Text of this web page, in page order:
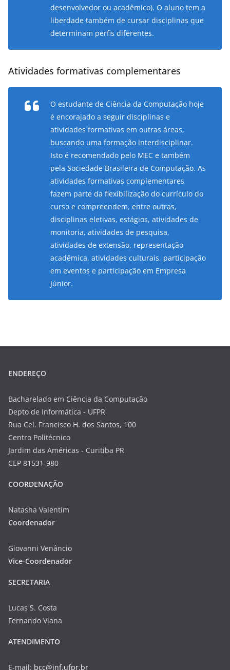
desenvolvedor ou acadêmico). O aluno tem a
liberdade também de cursar disciplinas que
determinam perfis diferentes.
Atividades formativas complementares
O estudante de Ciência da Computação hoje
é encorajado a seguir disciplinas e
atividades formativas em outras áreas,
buscando uma formação interdisciplinar.
Isto é recomendado pelo MEC e também
pela Sociedade Brasileira de Computação. As
atividades formativas complementares
fazem parte da flexibilização do currículo do
curso e compreendem, entre outras,
disciplinas eletivas, estágios, atividades de
monitoria, atividades de pesquisa,
atividades de extensão, representação
acadêmica, atividades culturais, participação
em eventos e participação em Empresa
Júnior.
ENDEREÇO
Bacharelado em Ciência da Computação
Depto de Informática - UFPR
Rua Cel. Francisco H. dos Santos, 100
Centro Politécnico
Jardim das Américas - Curitiba PR
CEP 81531-980
COORDENAÇÃO
Natasha Valentim
Coordenador
Giovanni Venâncio
Vice-Coordenador
SECRETARIA
Lucas S. Costa
Fernando Viana
ATENDIMENTO
E-mail: bcc@inf.ufpr.br